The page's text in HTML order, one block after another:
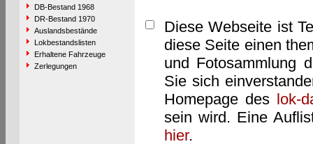
DB-Bestand 1968
DR-Bestand 1970
Auslandsbestände
Lokbestandslisten
Erhaltene Fahrzeuge
Zerlegungen
Diese Webseite ist
diese Seite einen
und Fotosammlung
Sie sich
Homepage des lok-
sein wird. Eine
hier.